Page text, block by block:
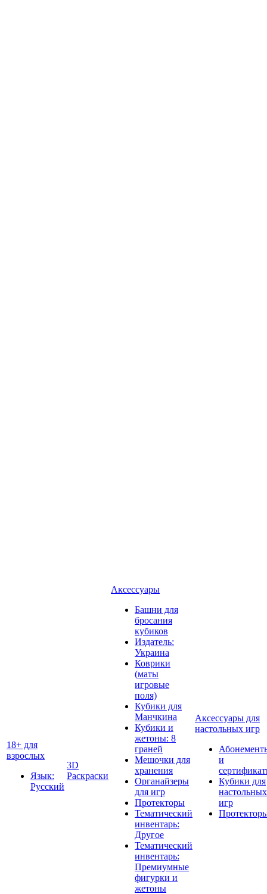
18+ для
взрослых
Язык:
Русский
3D
Раскраски
Аксессуары
Башни для
бросания
кубиков
Издатель:
Украина
Коврики
(маты
игровые
поля)
Кубики для
Манчкина
Кубики и
жетоны: 8
граней
Мешочки для
хранения
Органайзеры
для игр
Протекторы
Тематический
инвентарь:
Другое
Тематический
инвентарь:
Премиумные
фигурки и
жетоны
Аксессуары для
настольных игр
и
Кубики для
настольных
игр